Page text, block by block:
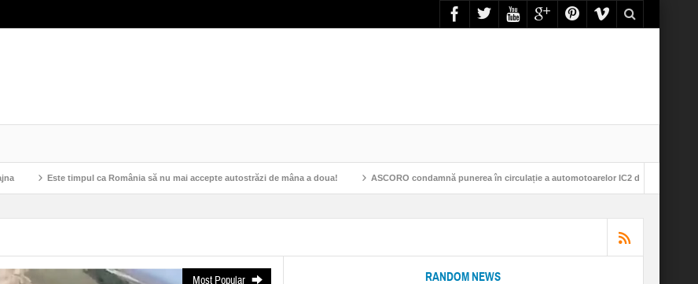
Este timpul ca România să nu mai accepte autostrăzi de mâna a doua! ASCORO condamnă punerea în circulație a automotoarelor IC2 de către Astra Trans
Most Popular RANDOM NEWS